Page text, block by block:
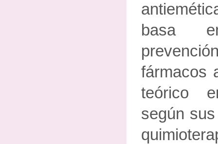
basa
fármacos
teórico
según